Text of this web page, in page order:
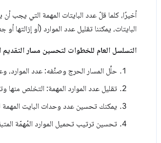
أخيرًا، كلما قلّ عدد البايتات المهمة التي يجب
البايتات، يمكننا تقليل عدد الموارد (أو
التسلسل العام للخطوات لتحسين مسار
حلِّل المسار الحرج وصنِّفه: عدد الموارد،
تقليل عدد الموارد المهمة: التخلص منها
يمكنك تحسين عدد وحدات البايت المهمة
تحسين ترتيب تحميل الموارد المُهمّة